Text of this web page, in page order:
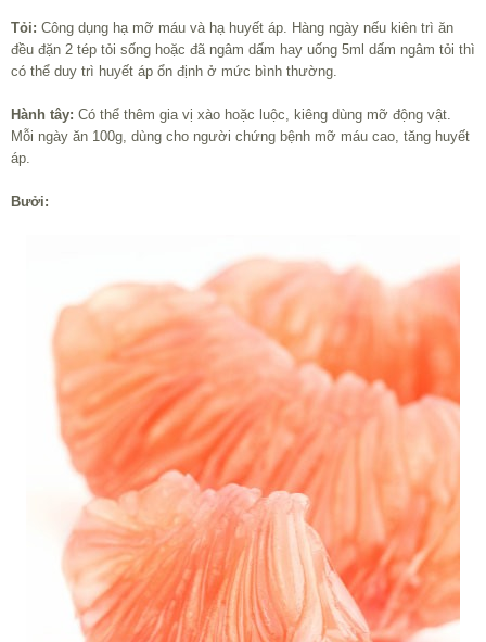
Tỏi: Công dụng hạ mỡ máu và hạ huyết áp. Hàng ngày nếu kiên trì ăn
đều đặn 2 tép tỏi sống hoặc đã ngâm dấm hay uống 5ml dấm ngâm tỏi thì
có thể duy trì huyết áp ổn định ở mức bình thường.
Hành tây: Có thể thêm gia vị xào hoặc luộc, kiêng dùng mỡ động vật.
Mỗi ngày ăn 100g, dùng cho người chứng bệnh mỡ máu cao, tăng huyết
áp.
Bưởi: